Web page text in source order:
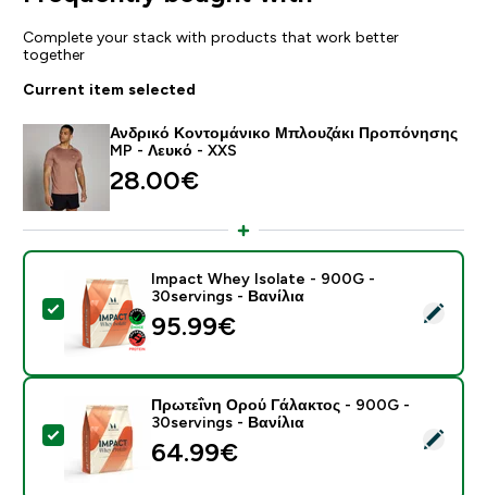
Complete your stack with products that work better
together
Current item selected
Ανδρικό Κοντομάνικο Μπλουζάκι Προπόνησης
MP - Λευκό - XXS
28.00€‎
Select this product - Impact Whey Isolate - 900G -
Impact Whey Isolate - 900G -
30servings - Βανίλια
95.99€‎
Select this product - Πρωτεΐνη Ορού Γάλακτος -
Πρωτεΐνη Ορού Γάλακτος - 900G -
30servings - Βανίλια
64.99€‎